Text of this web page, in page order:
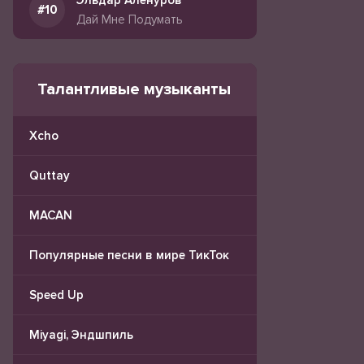
Дай Мне Подумать
Талантливые музыканты
Xcho
Quttay
MACAN
Популярные песни в мире ТикТок
Speed Up
Miyagi, Эндшпиль